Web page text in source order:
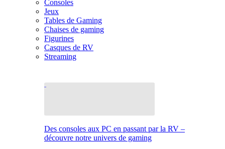
Consoles
Jeux
Tables de Gaming
Chaises de gaming
Figurines
Casques de RV
Streaming
Des consoles aux PC en passant par la RV –
découvre notre univers de gaming